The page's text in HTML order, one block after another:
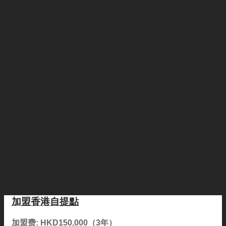
加盟香港自提點
加盟费: HKD150,000（3年）